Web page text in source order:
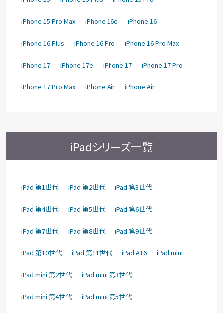
iPhone 15 Pro Max iPhone 16e iPhone 16
iPhone 16 Plus iPhone 16 Pro iPhone 16 Pro Max
iPhone 17 iPhone 17e iPhone 17 iPhone 17 Pro
iPhone 17 Pro Max iPhone Air iPhone Air
iPadシリーズ一覧
iPad 第1世代 iPad 第2世代 iPad 第3世代
iPad 第4世代 iPad 第5世代 iPad 第6世代
iPad 第7世代 iPad 第8世代 iPad 第9世代
iPad 第10世代 iPad 第11世代 iPad A16 iPad mini
iPad mini 第2世代 iPad mini 第3世代
iPad mini 第4世代 iPad mini 第5世代